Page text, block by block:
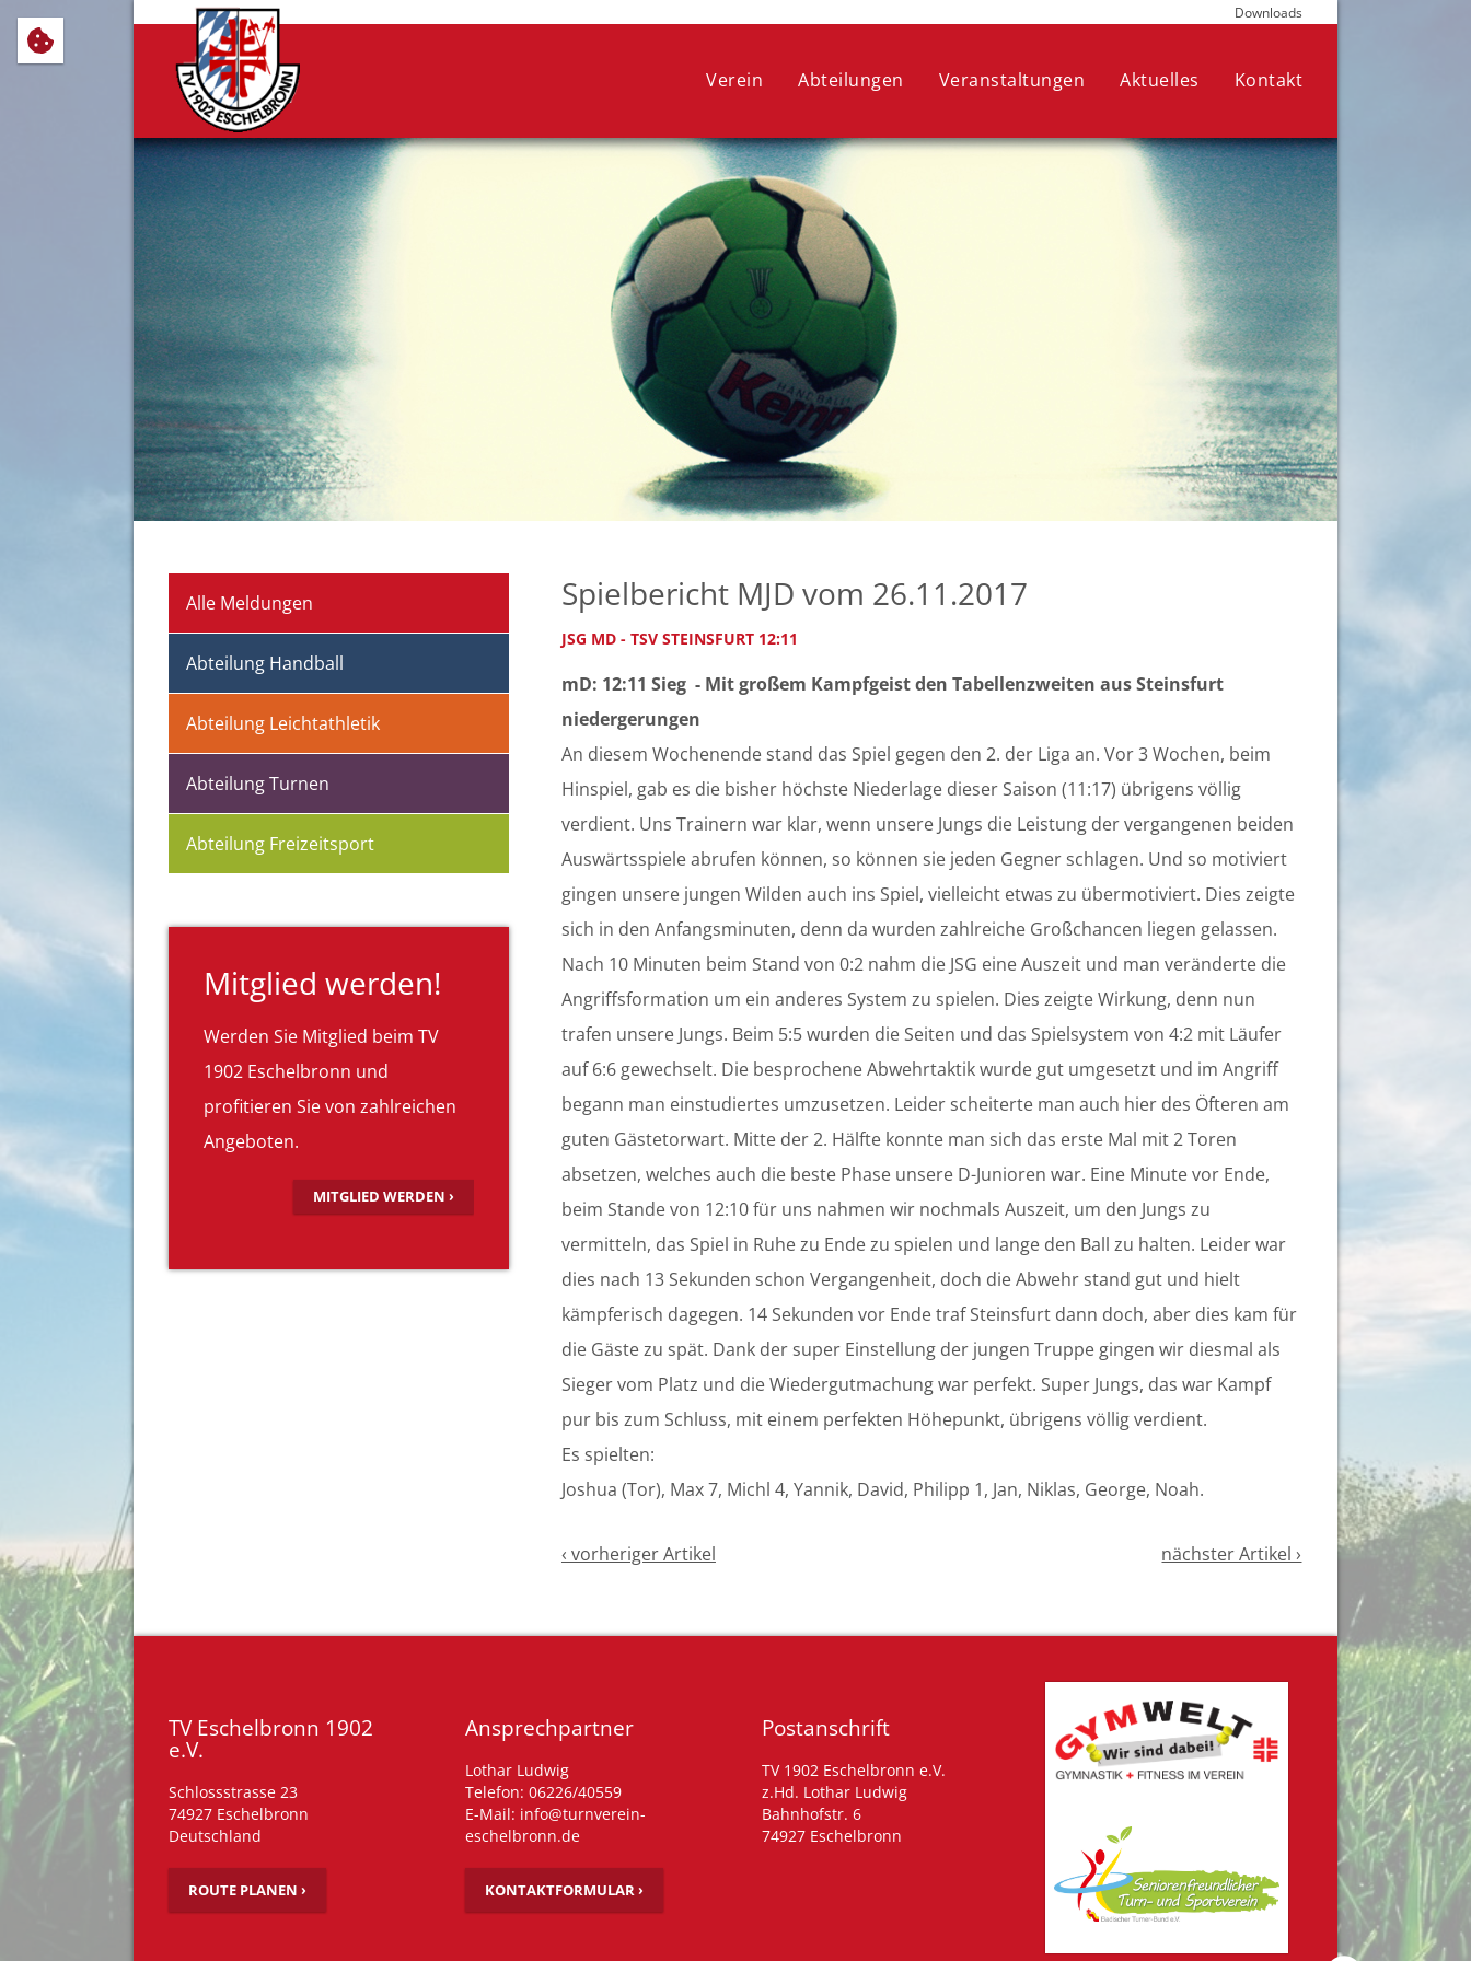
Wir verwenden Cookies, um Ihnen ein optimales Webseitenerlebnis zu bieten. Dazu zählen Cookies, die für den Betrieb der Seite
notwendig sind, sowie solche, die lediglich zu anonymen Statistikzwecken genutzt werden. Sie können Ihre Auswahl jederzeit in den
Cookie-Einstellungen anpassen oder widerrufen.
COOKIE-EINSTELLUNGEN
ALLE ABLEHNEN
ALLE AUSWÄHLEN
ImpressumDatenschutz
Downloads
Verein Abteilungen Veranstaltungen Aktuelles Kontakt
Alle Meldungen
Abteilung Handball
Abteilung Leichtathletik
Abteilung Turnen
Abteilung Freizeitsport
Mitglied werden!
Werden Sie Mitglied beim TV
1902 Eschelbronn und
profitieren Sie von zahlreichen
Angeboten.
MITGLIED WERDEN ›
Spielbericht MJD vom 26.11.2017
JSG MD - TSV STEINSFURT 12:11
mD: 12:11 Sieg - Mit großem Kampfgeist den Tabellenzweiten aus Steinsfurt
niedergerungen
An diesem Wochenende stand das Spiel gegen den 2. der Liga an. Vor 3 Wochen, beim
Hinspiel, gab es die bisher höchste Niederlage dieser Saison (11:17) übrigens völlig
verdient. Uns Trainern war klar, wenn unsere Jungs die Leistung der vergangenen beiden
Auswärtsspiele abrufen können, so können sie jeden Gegner schlagen. Und so motiviert
gingen unsere jungen Wilden auch ins Spiel, vielleicht etwas zu übermotiviert. Dies zeigte
sich in den Anfangsminuten, denn da wurden zahlreiche Großchancen liegen gelassen.
Nach 10 Minuten beim Stand von 0:2 nahm die JSG eine Auszeit und man veränderte die
Angriffsformation um ein anderes System zu spielen. Dies zeigte Wirkung, denn nun
trafen unsere Jungs. Beim 5:5 wurden die Seiten und das Spielsystem von 4:2 mit Läufer
auf 6:6 gewechselt. Die besprochene Abwehrtaktik wurde gut umgesetzt und im Angriff
begann man einstudiertes umzusetzen. Leider scheiterte man auch hier des Öfteren am
guten Gästetorwart. Mitte der 2. Hälfte konnte man sich das erste Mal mit 2 Toren
absetzen, welches auch die beste Phase unsere D-Junioren war. Eine Minute vor Ende,
beim Stande von 12:10 für uns nahmen wir nochmals Auszeit, um den Jungs zu
vermitteln, das Spiel in Ruhe zu Ende zu spielen und lange den Ball zu halten. Leider war
dies nach 13 Sekunden schon Vergangenheit, doch die Abwehr stand gut und hielt
kämpferisch dagegen. 14 Sekunden vor Ende traf Steinsfurt dann doch, aber dies kam für
die Gäste zu spät. Dank der super Einstellung der jungen Truppe gingen wir diesmal als
Sieger vom Platz und die Wiedergutmachung war perfekt. Super Jungs, das war Kampf
pur bis zum Schluss, mit einem perfekten Höhepunkt, übrigens völlig verdient.
Es spielten:
Joshua (Tor), Max 7, Michl 4, Yannik, David, Philipp 1, Jan, Niklas, George, Noah.
‹ vorheriger Artikel nächster Artikel ›
TV Eschelbronn 1902
e.V.
Schlossstrasse 23
74927 Eschelbronn
Deutschland
ROUTE PLANEN ›
Ansprechpartner
Lothar Ludwig
Telefon: 06226/40559
E-Mail: info@turnverein-
eschelbronn.de
KONTAKTFORMULAR ›
Postanschrift
TV 1902 Eschelbronn e.V.
z.Hd. Lothar Ludwig
Bahnhofstr. 6
74927 Eschelbronn